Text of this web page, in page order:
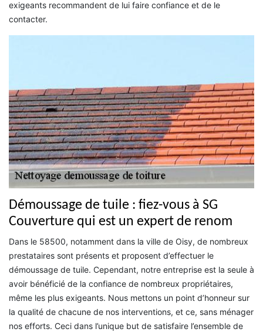
exigeants recommandent de lui faire confiance et de le
contacter.
Démoussage de tuile : fiez-vous à SG
Couverture qui est un expert de renom
Dans le 58500, notamment dans la ville de Oisy, de nombreux
prestataires sont présents et proposent d’effectuer le
démoussage de tuile. Cependant, notre entreprise est la seule à
avoir bénéficié de la confiance de nombreux propriétaires,
même les plus exigeants. Nous mettons un point d’honneur sur
la qualité de chacune de nos interventions, et ce, sans ménager
nos efforts. Ceci dans l’unique but de satisfaire l’ensemble de